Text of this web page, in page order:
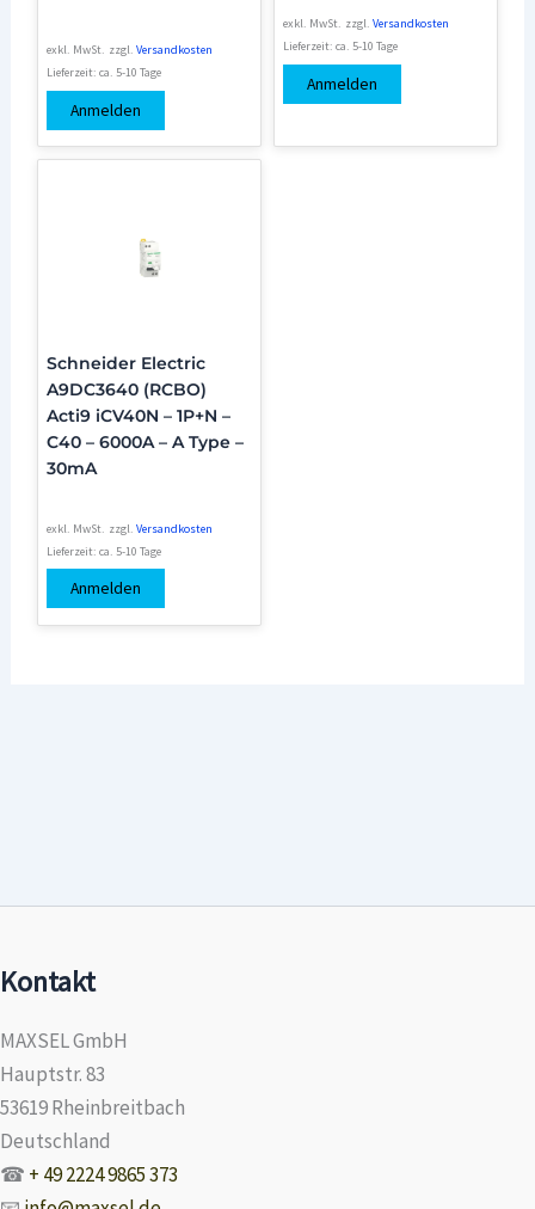
exkl. MwSt. zzgl.Versandkosten
Lieferzeit:ca. 5-10 Tage
Anmelden
exkl. MwSt. zzgl. Versandkosten
Lieferzeit: ca. 5-10 Tage
Anmelden
Schneider Electric
A9DC3640 (RCBO)
Acti9 iCV40N – 1P+N –
C40 – 6000A – A Type –
30mA
exkl. MwSt. zzgl.Versandkosten
Lieferzeit:ca. 5-10 Tage
Anmelden
Kontakt
MAXSEL GmbH
Hauptstr. 83
53619 Rheinbreitbach
Deutschland
☎ + 49 2224 9865 373